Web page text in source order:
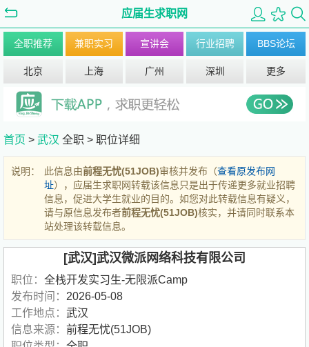
应届生求职网
全职推荐 兼职实习 宣讲会 行业招聘 BBS论坛
北京 上海 广州 深圳 更多
首页 > 武汉 全职 > 职位详细
说明： 此信息由前程无忧(51JOB)审核并发布（查看原发布网
址），应届生求职网转载该信息只是出于传递更多就业招聘
信息，促进大学生就业的目的。如您对此转载信息有疑义，
请与原信息发布者前程无忧(51JOB)核实，并请同时联系本
站处理该转载信息。
[武汉]武汉微派网络科技有限公司
职位： 全栈开发实习生-无限派Camp
发布时间： 2026-05-08
工作地点： 武汉
信息来源： 前程无忧(51JOB)